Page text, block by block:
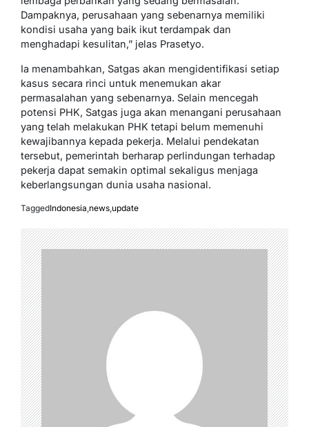
Dampaknya, perusahaan yang sebenarnya memiliki
kondisi usaha yang baik ikut terdampak dan
menghadapi kesulitan,” jelas Prasetyo.
Ia menambahkan, Satgas akan mengidentifikasi setiap
kasus secara rinci untuk menemukan akar
permasalahan yang sebenarnya. Selain mencegah
potensi PHK, Satgas juga akan menangani perusahaan
yang telah melakukan PHK tetapi belum memenuhi
kewajibannya kepada pekerja. Melalui pendekatan
tersebut, pemerintah berharap perlindungan terhadap
pekerja dapat semakin optimal sekaligus menjaga
keberlangsungan dunia usaha nasional.
TaggedIndonesia,news,update